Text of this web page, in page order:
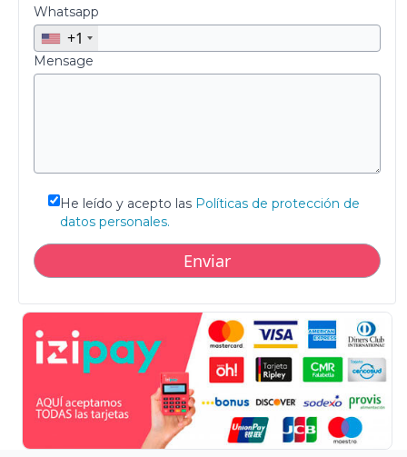
Whatsapp
+1
Mensage
He leído y acepto las Políticas de protección de
datos personales.